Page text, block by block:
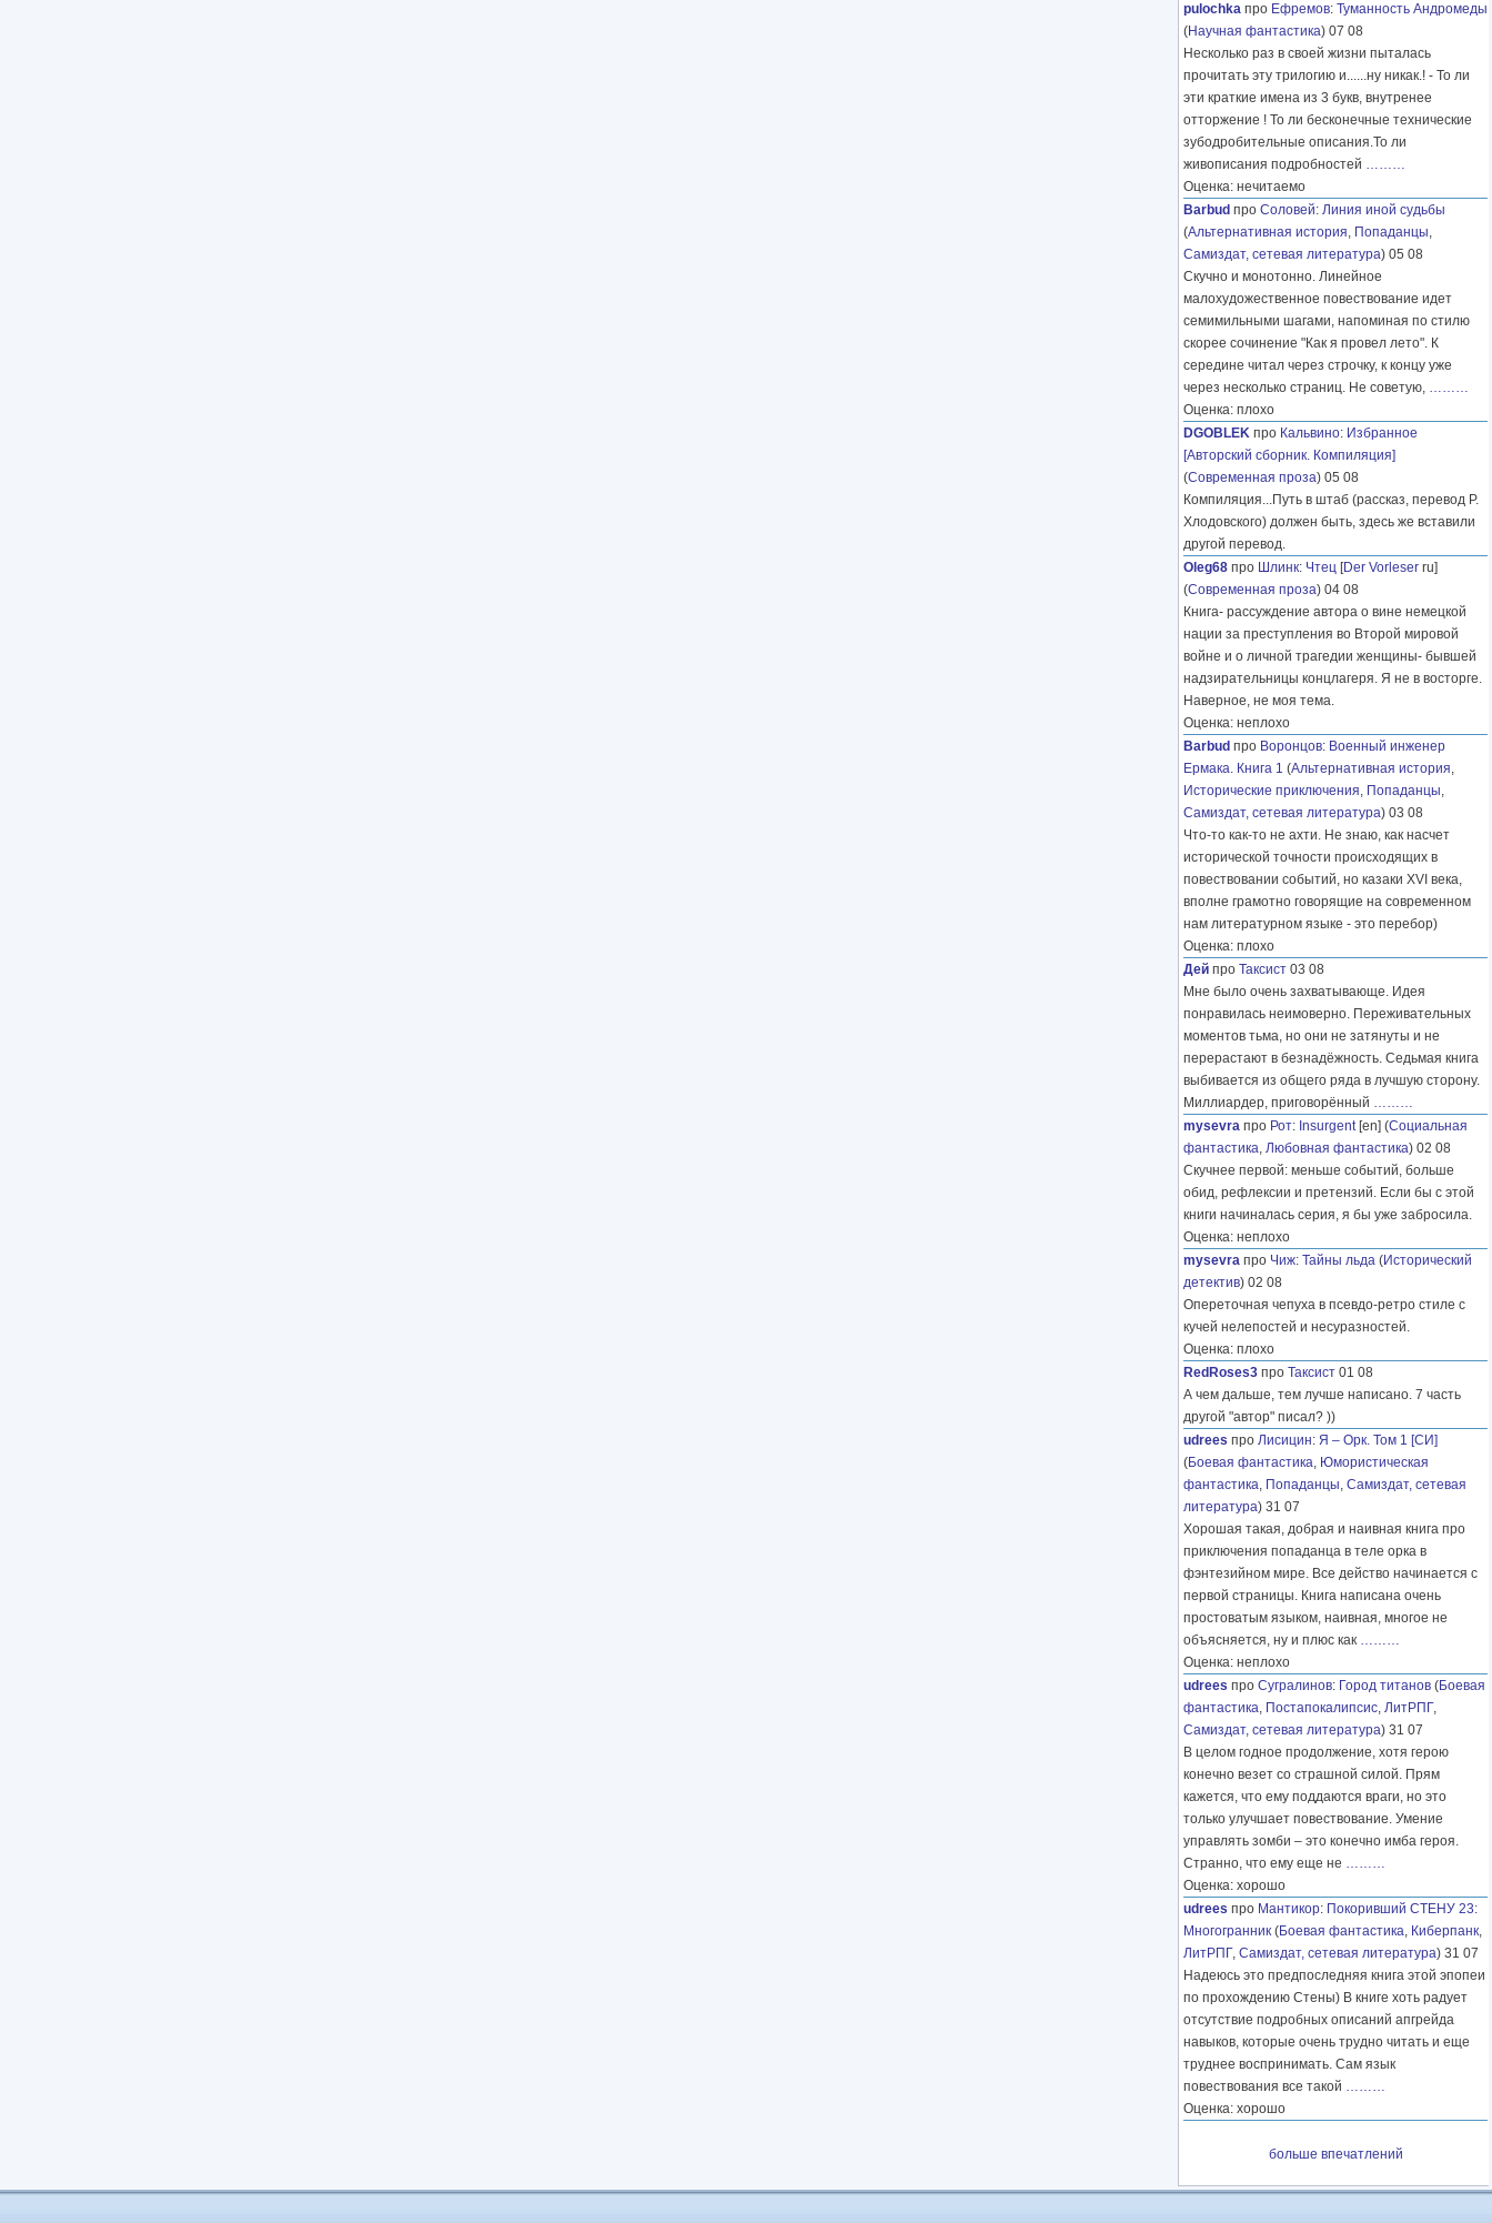
pulochka про Ефремов: Туманность Андромеды
(Научная фантастика) 07 08
Несколько раз в своей жизни пыталась
прочитать эту трилогию и......ну никак.! - То ли
эти краткие имена из 3 букв, внутренее
отторжение ! То ли бесконечные технические
зубодробительные описания.То ли
живописания подробностей ………
Оценка: нечитаемо
Barbud про Соловей: Линия иной судьбы
(Альтернативная история, Попаданцы,
Самиздат, сетевая литература) 05 08
Скучно и монотонно. Линейное
малохудожественное повествование идет
семимильными шагами, напоминая по стилю
скорее сочинение "Как я провел лето". К
середине читал через строчку, к концу уже
через несколько страниц. Не советую, ………
Оценка: плохо
DGOBLEK про Кальвино: Избранное
[Авторский сборник. Компиляция]
(Современная проза) 05 08
Компиляция...Путь в штаб (рассказ, перевод Р.
Хлодовского) должен быть, здесь же вставили
другой перевод.
Oleg68 про Шлинк: Чтец [Der Vorleser ru]
(Современная проза) 04 08
Книга- рассуждение автора о вине немецкой
нации за преступления во Второй мировой
войне и о личной трагедии женщины- бывшей
надзирательницы концлагеря. Я не в восторге.
Наверное, не моя тема.
Оценка: неплохо
Barbud про Воронцов: Военный инженер
Ермака. Книга 1 (Альтернативная история,
Исторические приключения, Попаданцы,
Самиздат, сетевая литература) 03 08
Что-то как-то не ахти. Не знаю, как насчет
исторической точности происходящих в
повествовании событий, но казаки XVI века,
вполне грамотно говорящие на современном
нам литературном языке - это перебор)
Оценка: плохо
Дей про Таксист 03 08
Мне было очень захватывающе. Идея
понравилась неимоверно. Переживательных
моментов тьма, но они не затянуты и не
перерастают в безнадёжность. Седьмая книга
выбивается из общего ряда в лучшую сторону.
Миллиардер, приговорённый ………
mysevra про Рот: Insurgent[en] (Социальная
фантастика, Любовная фантастика) 02 08
Скучнее первой: меньше событий, больше
обид, рефлексии и претензий. Если бы с этой
книги начиналась серия, я бы уже забросила.
Оценка: неплохо
mysevra про Чиж: Тайны льда (Исторический
детектив) 02 08
Опереточная чепуха в псевдо-ретро стиле с
кучей нелепостей и несуразностей.
Оценка: плохо
RedRoses3 про Таксист 01 08
А чем дальше, тем лучше написано. 7 часть
другой "автор" писал? ))
udrees про Лисицин: Я – Орк. Том 1 [СИ]
(Боевая фантастика, Юмористическая
фантастика, Попаданцы, Самиздат, сетевая
литература) 31 07
Хорошая такая, добрая и наивная книга про
приключения попаданца в теле орка в
фэнтезийном мире. Все действо начинается с
первой страницы. Книга написана очень
простоватым языком, наивная, многое не
объясняется, ну и плюс как ………
Оценка: неплохо
udrees про Сугралинов: Город титанов (Боевая
фантастика, Постапокалипсис, ЛитРПГ,
Самиздат, сетевая литература) 31 07
В целом годное продолжение, хотя герою
конечно везет со страшной силой. Прям
кажется, что ему поддаются враги, но это
только улучшает повествование. Умение
управлять зомби – это конечно имба героя.
Странно, что ему еще не ………
Оценка: хорошо
udrees про Мантикор: Покоривший СТЕНУ 23:
Многогранник (Боевая фантастика, Киберпанк,
ЛитРПГ, Самиздат, сетевая литература) 31 07
Надеюсь это предпоследняя книга этой эпопеи
по прохождению Стены) В книге хоть радует
отсутствие подробных описаний апгрейда
навыков, которые очень трудно читать и еще
труднее воспринимать. Сам язык
повествования все такой ………
Оценка: хорошо
больше впечатлений